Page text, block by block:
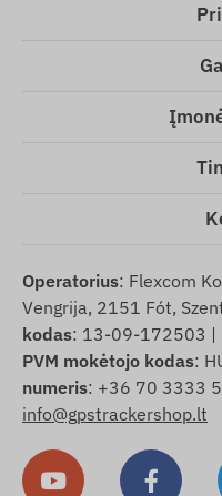
Operatorius: Flexcom
Vengrija, 2151 Fót,
kodas: 13-09-172503 |
PVM mokėtojo kodas:
numeris: +36 70 3333
info@gpstrackershop.lt